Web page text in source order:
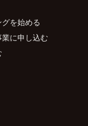
を始める
に申し込む